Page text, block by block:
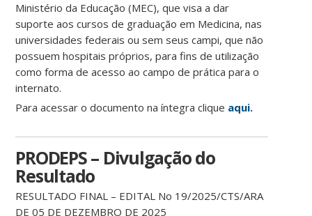
Ministério da Educação (MEC), que visa a dar
suporte aos cursos de graduação em Medicina, nas
universidades federais ou sem seus campi, que não
possuem hospitais próprios, para fins de utilização
como forma de acesso ao campo de prática para o
internato.
Para acessar o documento na íntegra clique aqui.
PRODEPS – Divulgação do
Resultado
RESULTADO FINAL – EDITAL No 19/2025/CTS/ARA
DE 05 DE DEZEMBRO DE 2025